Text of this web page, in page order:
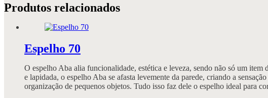
Produtos relacionados
Espelho 70
O espelho Aba alia funcionalidade, estética e leveza, sendo não só um item
e lapidada, o espelho Aba se afasta levemente da parede, criando a
organização de pequenos objetos. Tudo isso faz dele o espelho ideal para